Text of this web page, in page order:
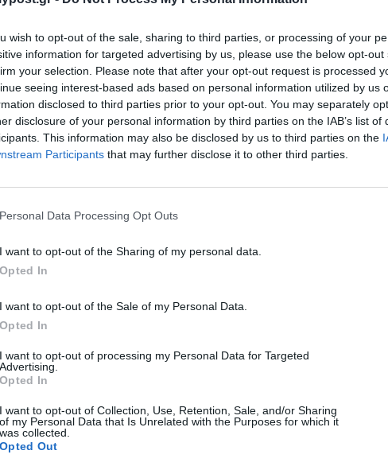
wish to opt-out of the sale, sharing to third parties, or processing of your
information for targeted advertising by us, please use the below opt-out
your selection. Please note that after your opt-out request is processed
seeing interest-based ads based on personal information utilized by us
disclosed to third parties prior to your opt-out. You may separately
disclosure of your personal information by third parties on the IAB’s list of
This information may also be disclosed by us to third parties on the
Participants that may further disclose it to other third parties.
Personal Data Processing Opt Outs
I want to opt-out of the Sharing of my personal data.
Opted In
I want to opt-out of the Sale of my Personal Data.
Opted In
I want to opt-out of processing my Personal Data for Targeted
Advertising.
Opted In
I want to opt-out of Collection, Use, Retention, Sale, and/or Sharing
of my Personal Data that Is Unrelated with the Purposes for which it
was collected.
Opted Out